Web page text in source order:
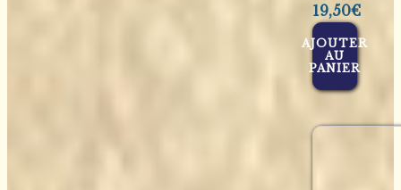
19,50€
AJOUTER
AU
PANIER